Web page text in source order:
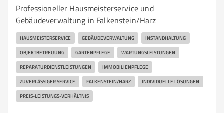
Professioneller Hausmeisterservice und
Gebäudeverwaltung in Falkenstein/Harz
HAUSMEISTERSERVICE GEBÄUDEVERWALTUNG INSTANDHALTUNG
OBJEKTBETREUUNG GARTENPFLEGE WARTUNGSLEISTUNGEN
REPARATURDIENSTLEISTUNGEN IMMOBILIENPFLEGE
ZUVERLÄSSIGER SERVICE FALKENSTEIN/HARZ INDIVIDUELLE LÖSUNGEN
PREIS-LEISTUNGS-VERHÄLTNIS